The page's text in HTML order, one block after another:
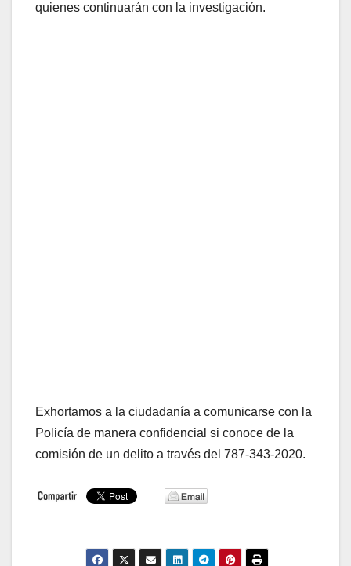
quienes continuarán con la investigación.
Exhortamos a la ciudadanía a comunicarse con la
Policía de manera confidencial si conoce de la
comisión de un delito a través del 787-343-2020.